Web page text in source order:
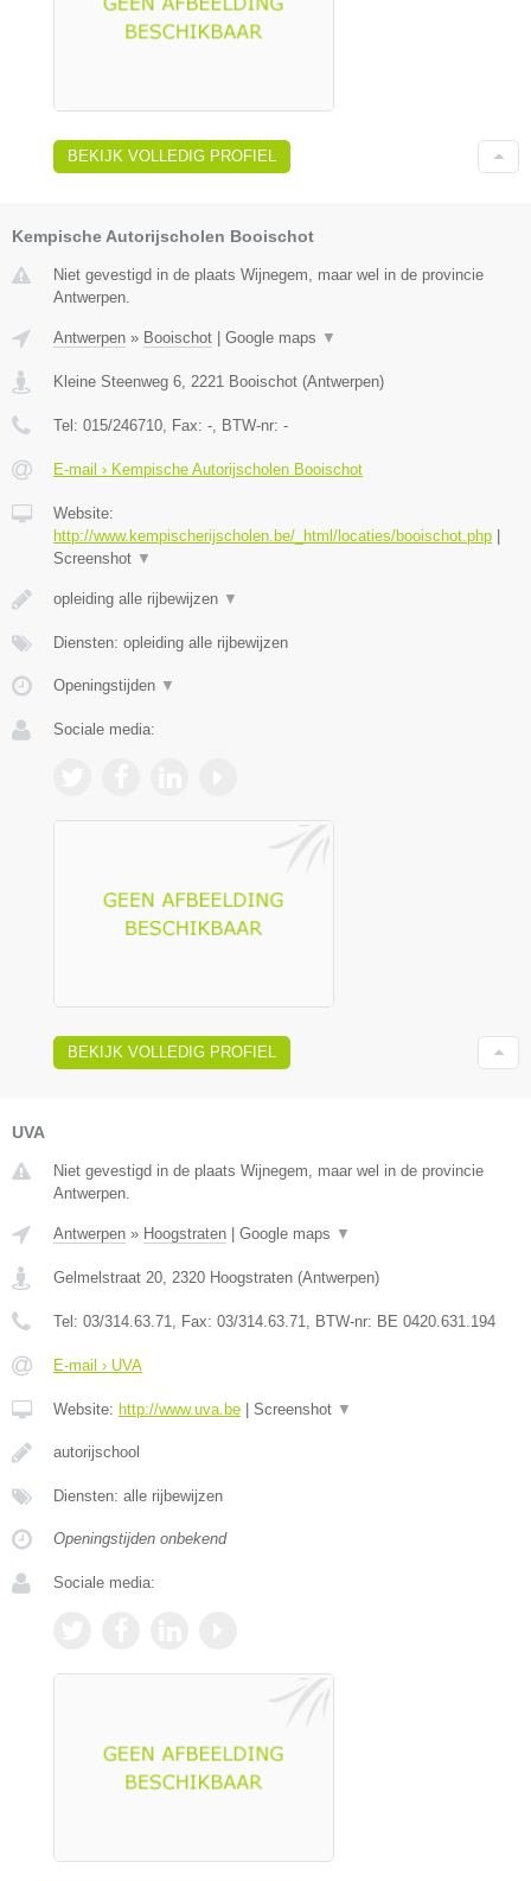
BEKIJK VOLLEDIG PROFIEL
Kempische Autorijscholen Booischot
Niet gevestigd in de plaats Wijnegem, maar wel in de provincie
Antwerpen.
Antwerpen » Booischot | Google maps ▼
Kleine Steenweg 6 2221 Booischot (Antwerpen)
Tel: 015/246710 , Fax: - , BTW-nr: -
E-mail › Kempische Autorijscholen Booischot
Website:
http://www.kempischerijscholen.be/_html/locaties/booischot.php |
Screenshot ▼
opleiding alle rijbewijzen ▼
Diensten: opleiding alle rijbewijzen
Openingstijden ▼
Sociale media:
BEKIJK VOLLEDIG PROFIEL
UVA
Niet gevestigd in de plaats Wijnegem, maar wel in de provincie
Antwerpen.
Antwerpen » Hoogstraten Google maps ▼
Gelmelstraat 20, 2320 Hoogstraten (Antwerpen)
Tel: 03/314.63.71, Fax: 03/314.63.71, BTW-nr: BE 0420.631.194
E-mail › UVA
Website: http://www.uva.be Screenshot ▼
autorijschool
Diensten: alle rijbewijzen
Openingstijden onbekend
Sociale media: